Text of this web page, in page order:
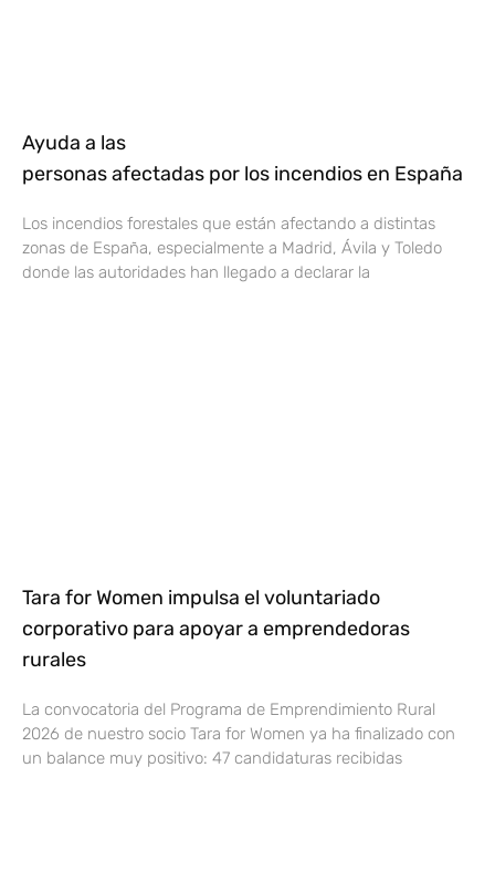
Ayuda a las
personas afectadas por los incendios en España
Los incendios forestales que están afectando a distintas
zonas de España, especialmente a Madrid, Ávila y Toledo
donde las autoridades han llegado a declarar la
Tara for Women impulsa el voluntariado
corporativo para apoyar a emprendedoras
rurales
La convocatoria del Programa de Emprendimiento Rural
2026 de nuestro socio Tara for Women ya ha finalizado con
un balance muy positivo: 47 candidaturas recibidas